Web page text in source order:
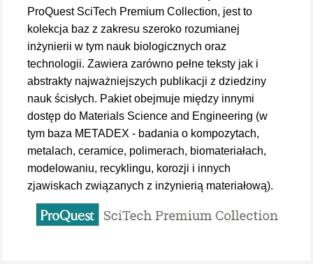
ProQuest SciTech Premium Collection, jest to
kolekcja baz z zakresu szeroko rozumianej
inżynierii w tym nauk biologicznych oraz
technologii. Zawiera zarówno pełne teksty jak i
abstrakty najważniejszych publikacji z dziedziny
nauk ścisłych. Pakiet obejmuje między innymi
dostęp do Materials Science and Engineering (w
tym baza METADEX - badania o kompozytach,
metalach, ceramice, polimerach, biomateriałach,
modelowaniu, recyklingu, korozji i innych
zjawiskach związanych z inżynierią materiałową).